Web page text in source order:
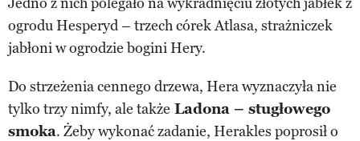
ogrodu Hesperyd – trzech córek Atlasa, strażniczek
jabłoni w ogrodzie bogini Hery.
Do strzeżenia cennego drzewa, Hera wyznaczyła nie
tylko trzy nimfy, ale także Ladona – stugłowego
smoka. Żeby wykonać zadanie, Herakles poprosił o